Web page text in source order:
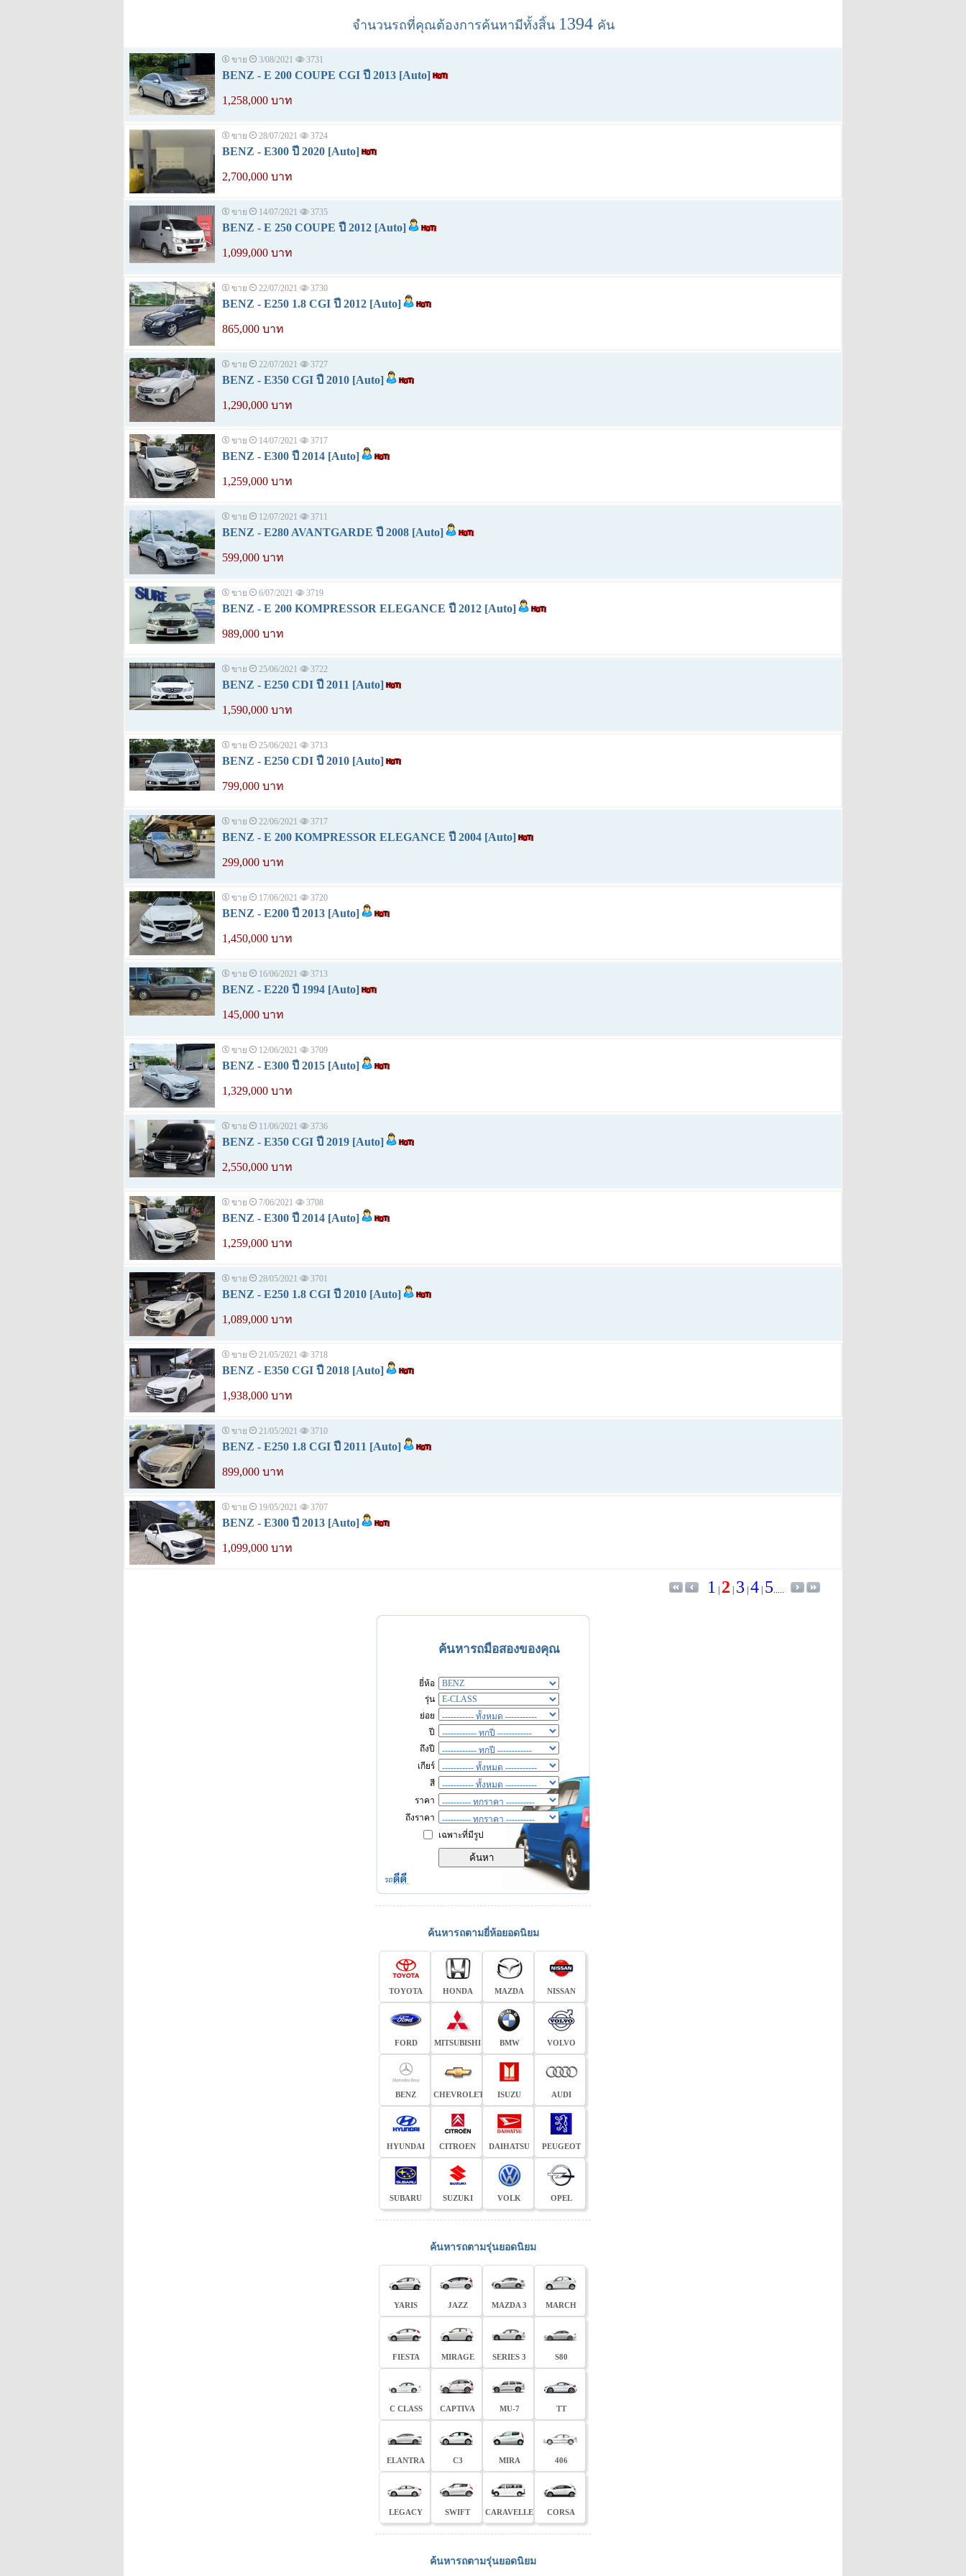
จำนวนรถที่คุณต้องการค้นหามีทั้งสิ้น 1394 คัน
ขาย 3/08/2021 3731
BENZ - E 200 COUPE CGI ปี 2013 [Auto]
1,258,000 บาท
ขาย 28/07/2021 3724
BENZ - E300 ปี 2020 [Auto]
2,700,000 บาท
ขาย 14/07/2021 3735
BENZ - E 250 COUPE ปี 2012 [Auto]
1,099,000 บาท
ขาย 22/07/2021 3730
BENZ - E250 1.8 CGI ปี 2012 [Auto]
865,000 บาท
ขาย 22/07/2021 3727
BENZ - E350 CGI ปี 2010 [Auto]
1,290,000 บาท
ขาย 14/07/2021 3717
BENZ - E300 ปี 2014 [Auto]
1,259,000 บาท
ขาย 12/07/2021 3711
BENZ - E280 AVANTGARDE ปี 2008 [Auto]
599,000 บาท
ขาย 6/07/2021 3719
BENZ - E 200 KOMPRESSOR ELEGANCE ปี 2012 [Auto]
989,000 บาท
ขาย 25/06/2021 3722
BENZ - E250 CDI ปี 2011 [Auto]
1,590,000 บาท
ขาย 25/06/2021 3713
BENZ - E250 CDI ปี 2010 [Auto]
799,000 บาท
ขาย 22/06/2021 3717
BENZ - E 200 KOMPRESSOR ELEGANCE ปี 2004 [Auto]
299,000 บาท
ขาย 17/06/2021 3720
BENZ - E200 ปี 2013 [Auto]
1,450,000 บาท
ขาย 16/06/2021 3713
BENZ - E220 ปี 1994 [Auto]
145,000 บาท
ขาย 12/06/2021 3709
BENZ - E300 ปี 2015 [Auto]
1,329,000 บาท
ขาย 11/06/2021 3736
BENZ - E350 CGI ปี 2019 [Auto]
2,550,000 บาท
ขาย 7/06/2021 3708
BENZ - E300 ปี 2014 [Auto]
1,259,000 บาท
ขาย 28/05/2021 3701
BENZ - E250 1.8 CGI ปี 2010 [Auto]
1,089,000 บาท
ขาย 21/05/2021 3718
BENZ - E350 CGI ปี 2018 [Auto]
1,938,000 บาท
ขาย 21/05/2021 3710
BENZ - E250 1.8 CGI ปี 2011 [Auto]
899,000 บาท
ขาย 19/05/2021 3707
BENZ - E300 ปี 2013 [Auto]
1,099,000 บาท
1 2 3 4 5.....
ค้นหารถมือสองของคุณ
ยี่ห้อ
รุ่น
ย่อย
ปี
ถึงปี
เกียร์
สี
ราคา
ถึงราคา
เฉพาะที่มีรูป
ค้นหารถตามยี่ห้อยอดนิยม
TOYOTA HONDA MAZDA NISSAN
FORD MITSUBISHI BMW VOLVO
BENZ CHEVROLET ISUZU AUDI
HYUNDAI CITROEN DAIHATSU PEUGEOT
SUBARU SUZUKI VOLK OPEL
ค้นหารถตามรุ่นยอดนิยม
YARIS JAZZ MAZDA 3 MARCH
FIESTA MIRAGE SERIES 3 S80
C CLASS CAPTIVA MU-7 TT
ELANTRA C3 MIRA 406
LEGACY SWIFT CARAVELLE CORSA
ค้นหารถตามรุ่นยอดนิยม